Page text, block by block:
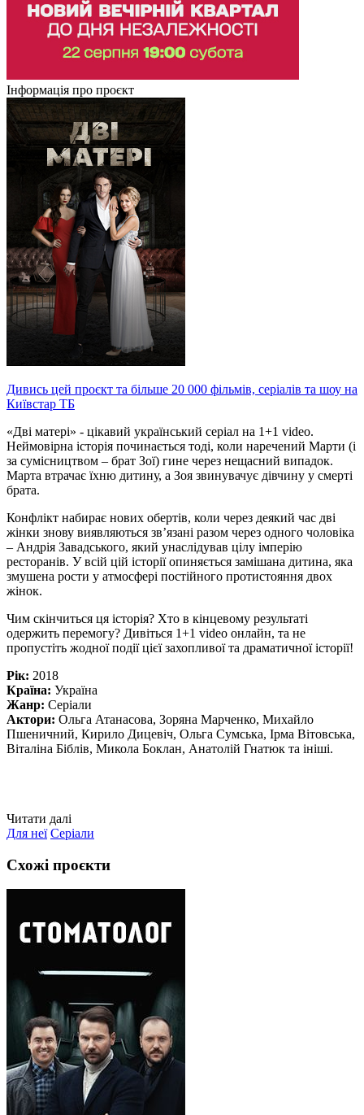
Інформація про проєкт
Дивись цей проєкт та більше 20 000 фільмів, серіалів та шоу на
Київстар ТБ
«Дві матері» - цікавий український серіал на 1+1 video.
Неймовірна історія починається тоді, коли наречений Марти (і
за сумісництвом – брат Зої) гине через нещасний випадок.
Марта втрачає їхню дитину, а Зоя звинувачує дівчину у смерті
брата.
Конфлікт набирає нових обертів, коли через деякий час дві
жінки знову виявляються зв’язані разом через одного чоловіка
– Андрія Завадського, який унаслідував цілу імперію
ресторанів. У всій цій історії опиняється замішана дитина, яка
змушена рости у атмосфері постійного протистояння двох
жінок.
Чим скінчиться ця історія? Хто в кінцевому результаті
одержить перемогу? Дивіться 1+1 video онлайн, та не
пропустіть жодної події цієї захопливої та драматичної історії!
Рік: 2018
Країна: Україна
Жанр: Серіали
Актори: Ольга Атанасова, Зоряна Марченко, Михайло
Пшеничний, Кирило Дицевіч, Ольга Сумська, Ірма Вітовська,
Віталіна Біблів, Микола Боклан, Анатолій Гнатюк та ініші.
Читати далі
Для неї Серіали
Схожі проєкти